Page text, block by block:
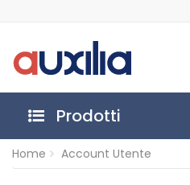
Prodotti
Home Account Utente